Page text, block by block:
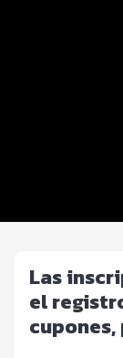
Las
el